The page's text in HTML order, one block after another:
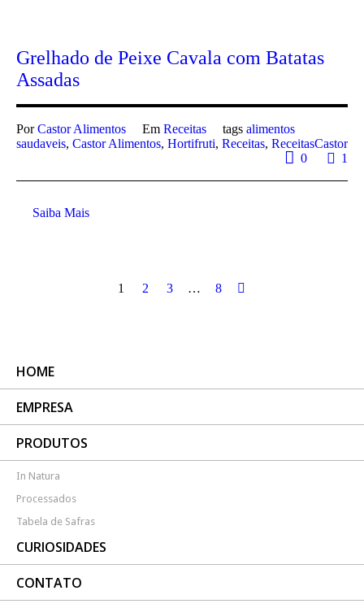
Grelhado de Peixe Cavala com Batatas
Assadas
PorCastor Alimentos Em Receitas tags alimentos
saudaveis, Castor Alimentos, Hortifruti, Receitas, ReceitasCastor
1
0
Saiba Mais
1 2 3 … 8
HOME
EMPRESA
PRODUTOS
In Natura
Processados
Tabela de Safras
CURIOSIDADES
CONTATO